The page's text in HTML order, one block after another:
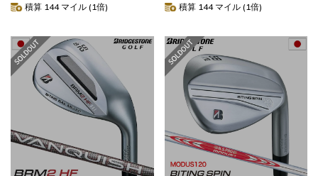
積算 144 マイル (1倍) 積算 144 マイル (1倍)